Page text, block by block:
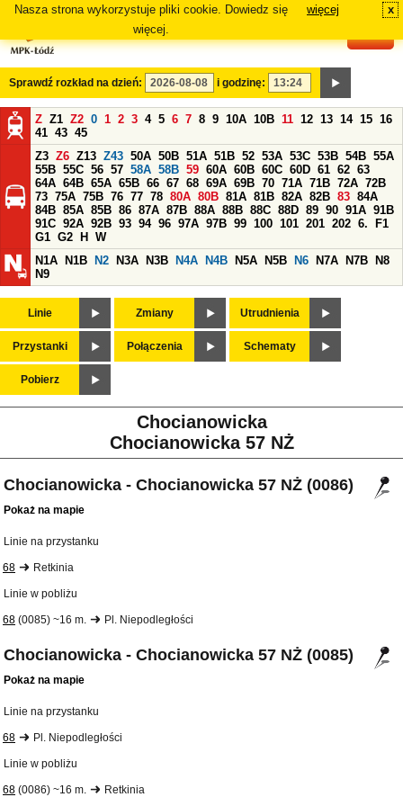
Nasza strona wykorzystuje pliki cookie. Dowiedz się
więcej.
więcej x
Sprawdź rozkład na dzień: i godzinę:
Z Z1 Z2 0 1 2 3 4 5 6 7 8 9 10A 10B 11 12 13 14 15 16
41 43 45
Z3 Z6 Z13 Z43 50A 50B 51A 51B 52 53A 53C 53B 54B 55A
55B 55C 56 57 58A 58B 59 60A 60B 60C 60D 61 62 63
64A 64B 65A 65B 66 67 68 69A 69B 70 71A 71B 72A 72B
73 75A 75B 76 77 78 80A 80B 81A 81B 82A 82B 83 84A
84B 85A 85B 86 87A 87B 88A 88B 88C 88D 89 90 91A 91B
91C 92A 92B 93 94 96 97A 97B 99 100 101 201 202 6.
F1
G1 G2 H
W
N1A
N1B N2 N3A N3B N4A N4B N5A N5B N6 N7A N7B
N8
N9
Linie Zmiany Utrudnienia
Przystanki Połączenia Schematy
Pobierz
Chocianowicka
Chocianowicka 57 NŻ
Chocianowicka - Chocianowicka 57 NŻ (0086)
Pokaż na mapie
Linie na przystanku
68 Retkinia
Linie w pobliżu
68 (0085) ~16 m. Pl. Niepodległości
Chocianowicka - Chocianowicka 57 NŻ (0085)
Pokaż na mapie
Linie na przystanku
68 Pl. Niepodległości
Linie w pobliżu
68 (0086) ~16 m. Retkinia